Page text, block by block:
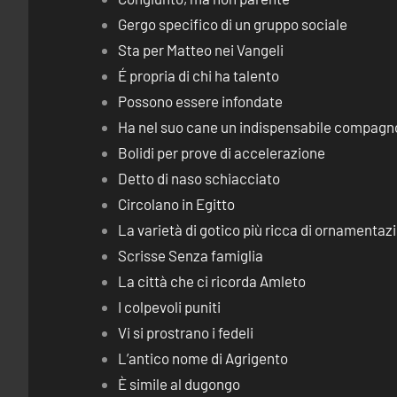
Gergo specifico di un gruppo sociale
Sta per Matteo nei Vangeli
É propria di chi ha talento
Possono essere infondate
Ha nel suo cane un indispensabile
Bolidi per prove di accelerazione
Detto di naso schiacciato
Circolano in Egitto
La varietà di gotico più ricca di
Scrisse Senza famiglia
La città che ci ricorda Amleto
I colpevoli puniti
Vi si prostrano i fedeli
L’antico nome di Agrigento
È simile al dugongo